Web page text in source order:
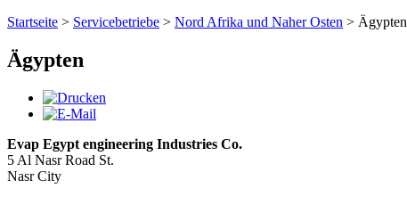
Startseite > Servicebetriebe > Nord Afrika und Naher Osten > Ägypten
Ägypten
Evap Egypt engineering Industries Co.
5 Al Nasr Road St.
Nasr City